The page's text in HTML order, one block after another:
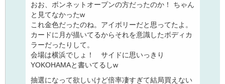
おお、ボンネットオープンの方だったのか！ ちゃん
と見てなかったw
これ金色だったのね。アイボリーだと思ってたよ。
カードに月が描いてるからそれを意識したボディカ
ラーだったりして。
会場は横浜でしょ！ サイドに思いっきり
YOKOHAMAと書いてるしw
抽選になって欲しいけど倍率凄すぎて結局買えない